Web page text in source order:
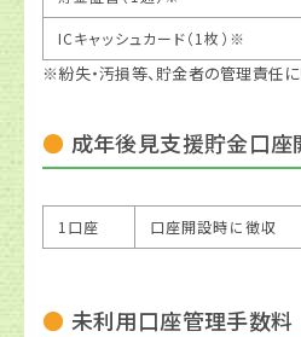
ICキャッシュカード（1枚）※
※紛失・汚損等、貯金者の管理責任
成年後見支援貯金口座
1口座 口座開設時に徴収
未利用口座管理手数料